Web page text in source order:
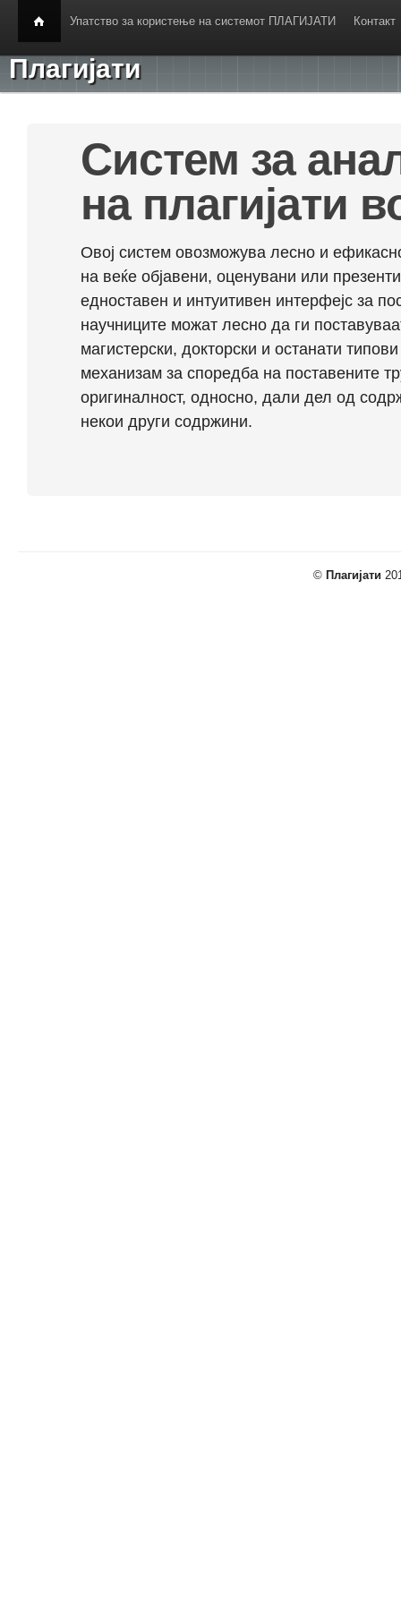
Упатство за користење на системот ПЛАГИЈАТИ Контакт
Плагијати
Систем за
на плагијати
Овој систем овозможува лесно и
на веќе објавени, оценувани или
едноставен и интуитивен интерфејс за
научниците можат лесно да ги
магистерски, докторски и останати
механизам за споредба на поставените
оригиналност, односно, дали дел од
некои други содржини.
© Плагијати